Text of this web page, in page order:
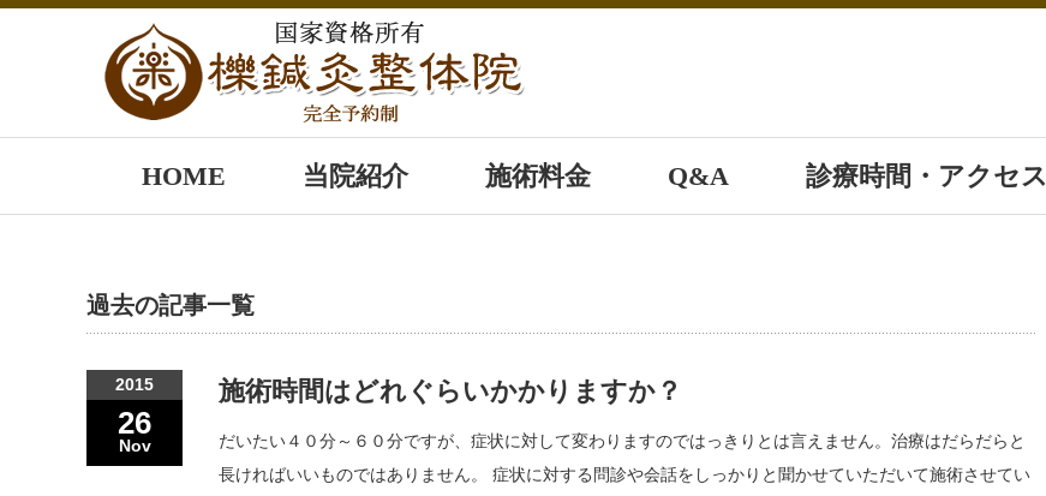
HOME 当院紹介 施術料金 Q&A 診療時間・アクセス
過去の記事一覧
2015
26
Nov
施術時間はどれぐらいかかりますか？
だいたい４０分～６０分ですが、症状に対して変わりますのではっきりとは言えません。治療はだらだらと
長ければいいものではありません。 症状に対する問診や会話をしっかりと聞かせていただいて施術させてい